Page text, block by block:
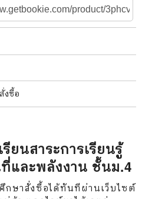
งซื้อ
ยนสาระการเรียนรู้
และพลังงาน ชั้นม.4
กษาสั่งซื้อได้ทันทีผ่านเว็บไซต์